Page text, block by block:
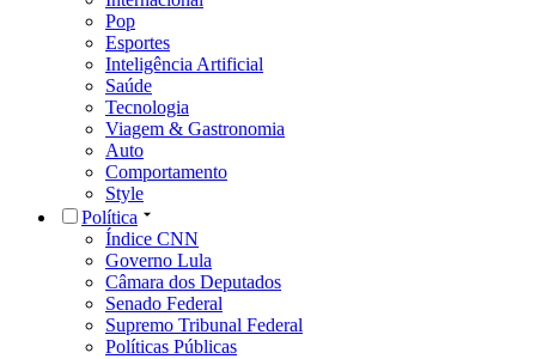
Pop
Esportes
Inteligência Artificial
Saúde
Tecnologia
Viagem & Gastronomia
Auto
Comportamento
Style
Política
Índice CNN
Governo Lula
Câmara dos Deputados
Senado Federal
Supremo Tribunal Federal
Políticas Públicas